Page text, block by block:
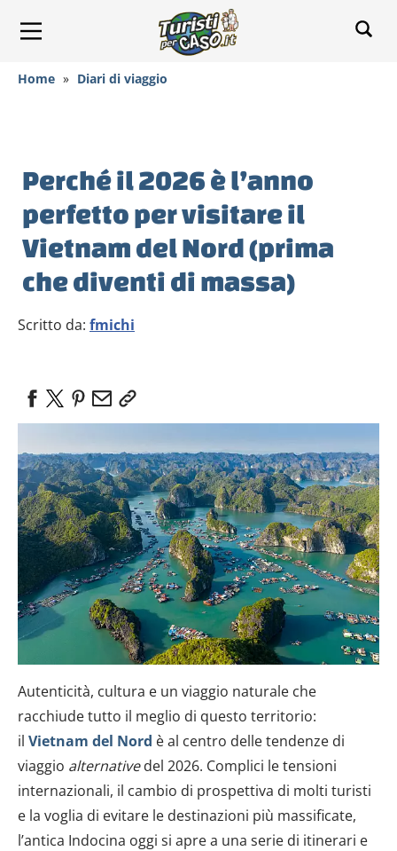
Home » Diari di viaggio
Perché il 2026 è l’anno
perfetto per visitare il
Vietnam del Nord (prima
che diventi di massa)
Scritto da: fmichi
Autenticità, cultura e un viaggio naturale che
racchiude tutto il meglio di questo territorio:
il Vietnam del Nord è al centro delle tendenze di
viaggio alternativedel 2026. Complici le tensioni
internazionali, il cambio di prospettiva di molti turisti
e la voglia di evitare le destinazioni più massificate,
l’antica Indocina oggi si apre a una serie di itinerari e